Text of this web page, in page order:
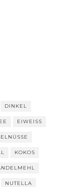
DINKEL
EIWEISS
KOKOS
NUTELLA